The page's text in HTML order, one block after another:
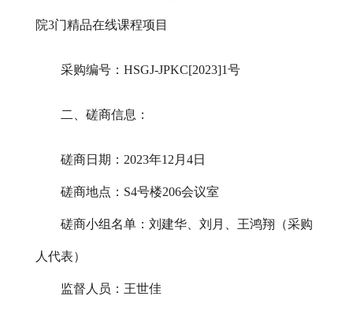
院3门精品在线课程项目
采购编号 ： HSGJ-JPKC[2023]1号
二、 磋商信息：
磋商日期： 2023年12月4日
磋商地点： S4号楼206会议室
磋商小组名单：刘建华、刘月、王鸿翔（采购
人代表）
监督人员：王世佳